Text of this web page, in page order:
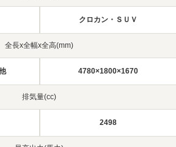
クロカン・ＳＵＶ
全長x全幅x全高(mm)
4780×1800×1670
排気量(cc)
2498